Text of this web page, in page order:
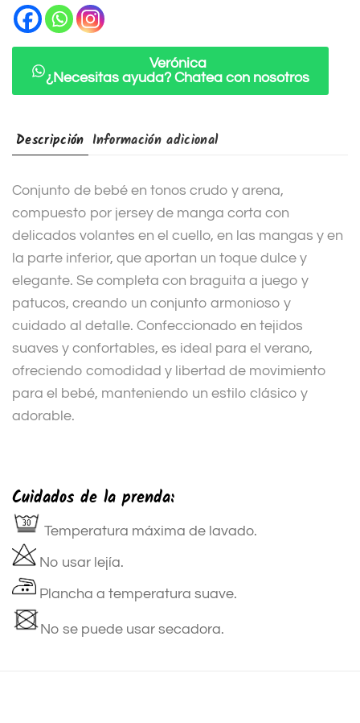
a
Verónica
¿Necesitas ayuda? Chatea con nosotros
Descripción Información adicional
Conjunto de bebé en tonos crudo y arena,
compuesto por jersey de manga corta con
delicados volantes en el cuello, en las mangas y en
la parte inferior, que aportan un toque dulce y
elegante. Se completa con braguita a juego y
patucos, creando un conjunto armonioso y
cuidado al detalle. Confeccionado en tejidos
suaves y confortables, es ideal para el verano,
ofreciendo comodidad y libertad de movimiento
para el bebé, manteniendo un estilo clásico y
adorable.
Cuidados de la prenda:
Temperatura máxima de lavado.
No usar lejía.
Plancha a temperatura suave.
No se puede usar secadora.